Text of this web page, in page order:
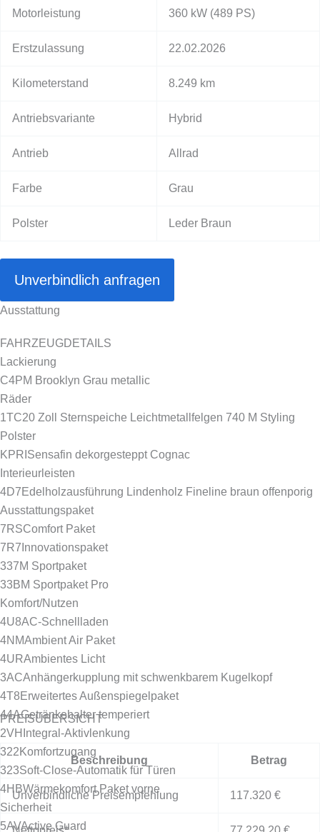
Motorleistung 360 kW (489 PS)
Erstzulassung 22.02.2026
Kilometerstand 8.249 km
Antriebsvariante Hybrid
Antrieb Allrad
Farbe Grau
Polster Leder Braun
Unverbindlich anfragen
Ausstattung
FAHRZEUGDETAILS
Lackierung
C4PM Brooklyn Grau metallic
Räder
1TC20 Zoll Sternspeiche Leichtmetallfelgen 740 M Styling
Polster
KPRI Sensafin dekorgesteppt Cognac
Interieurleisten
4D7 Edelholzausführung Lindenholz Fineline braun offenporig
Ausstattungspaket
7RSComfort Paket
7R7 Innovationspaket
337M Sportpaket
33BM Sportpaket Pro
Komfort/Nutzen
4U8AC-Schnellladen
4NMAmbient Air Paket
4URAmbientes Licht
3ACAnhängerkupplung mit schwenkbarem Kugelkopf
4T8 Erweitertes Außenspiegelpaket
44AGetränkehalter temperiert
2VH Integral-Aktivlenkung
322 Komfortzugang
323Soft-Close-Automatik für Türen
4HBWärmekomfort Paket vorne
Sicherheit
5AVActive Guard
PREISÜBERSICHT
Beschreibung Betrag
Unverbindliche Preisempfehlung 117.320 €